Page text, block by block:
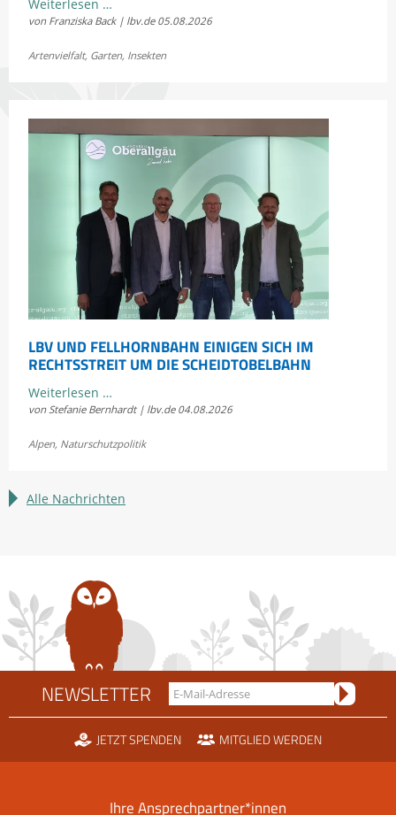
Weiterlesen …
Sommerkonzert:
Bayerns
von Franziska Back | lbv.de 05.08.2026
Artenvielfalt, Garten, Insekten
LBV UND FELLHORNBAHN EINIGEN SICH IM
RECHTSSTREIT UM DIE SCHEIDTOBELBAHN
Weiterlesen …LBV
und
einigen
im
Scheidtobelbahn
von Stefanie Bernhardt | lbv.de 04.08.2026
Alpen, Naturschutzpolitik
Alle Nachrichten
NEWSLETTER
JETZT SPENDEN MITGLIED WERDEN
Ihre Ansprechpartner*innen